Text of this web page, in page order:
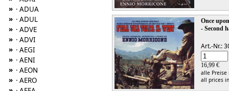
» · ADUA
» · ADUL
» · ADVE
» · ADVI
» · AEGI
» · AENI
» · AEON
» · AERO
Once
- Second
Art.-Nr.:
16,99 €
alle
all prices